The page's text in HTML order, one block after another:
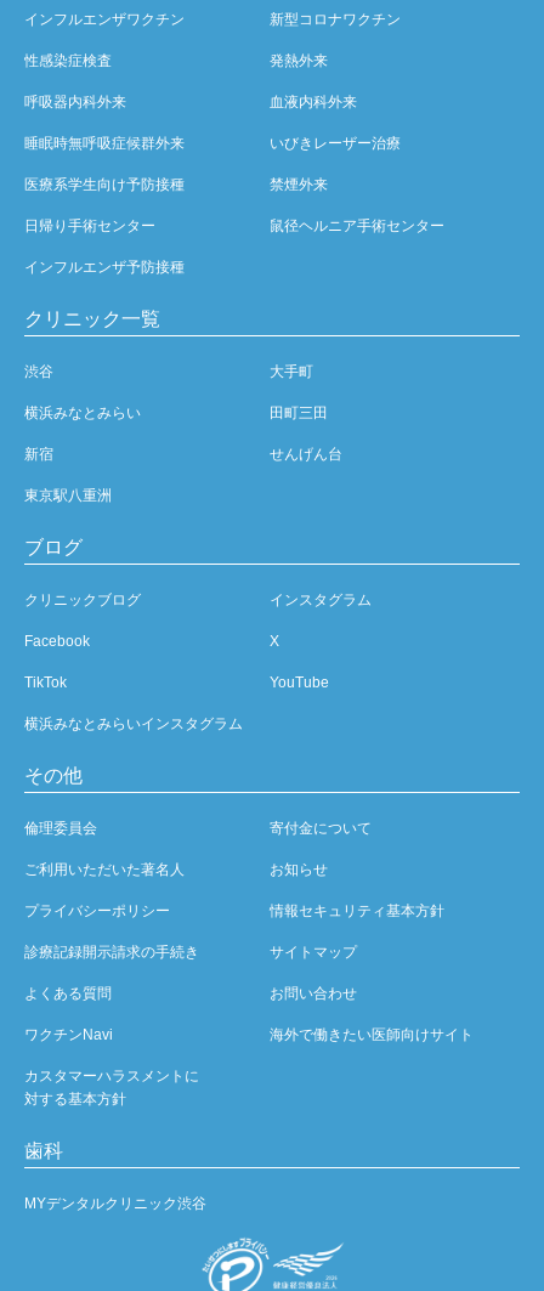
インフルエンザワクチン 新型コロナワクチン
性感染症検査 発熱外来
呼吸器内科外来 血液内科外来
睡眠時無呼吸症候群外来 いびきレーザー治療
医療系学生向け予防接種 禁煙外来
日帰り手術センター 鼠径ヘルニア手術センター
インフルエンザ予防接種
クリニック一覧
渋谷 大手町
横浜みなとみらい 田町三田
新宿 せんげん台
東京駅八重洲
ブログ
クリニックブログ インスタグラム
Facebook X
TikTok YouTube
横浜みなとみらいインスタグラム
その他
倫理委員会 寄付金について
ご利用いただいた著名人 お知らせ
プライバシーポリシー 情報セキュリティ基本方針
診療記録開示請求の手続き サイトマップ
よくある質問 お問い合わせ
ワクチンNavi 海外で働きたい医師向けサイト
カスタマーハラスメントに
対する基本方針
歯科
MYデンタルクリニック渋谷